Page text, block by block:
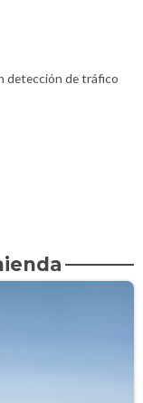
detección de tráfico